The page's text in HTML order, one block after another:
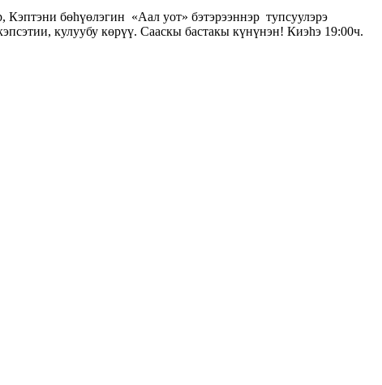
бөһүөлэгин «Аал уот» бэтэрээннэр тупсуулэрэ
кулуубу көрүү. Сааскы бастакы күнүнэн! Киэһэ 19:00ч.